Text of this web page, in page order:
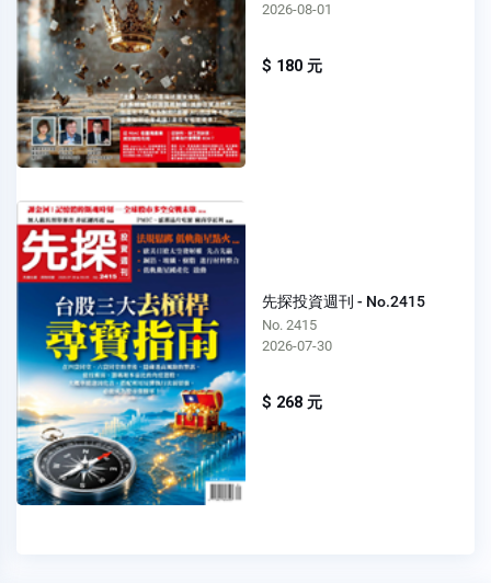
2026-08-01
$ 180 元
先探投資週刊 - No.2415
No. 2415
2026-07-30
$ 268 元